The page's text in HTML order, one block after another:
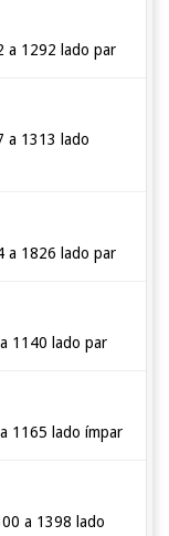
a 1292 lado par
a 1313 lado
a 1826 lado par
1140 lado par
1165 lado ímpar
a 1398 lado